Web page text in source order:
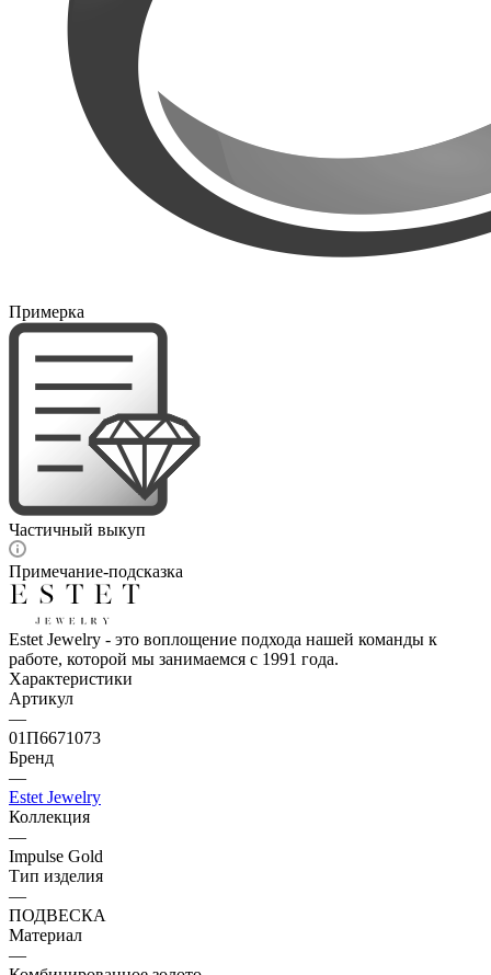
Примерка
Частичный выкуп
Примечание-подсказка
Estet Jewelry - это воплощение подхода нашей команды к
работе, которой мы занимаемся с 1991 года.
Характеристики
Артикул
—
01П6671073
Бренд
—
Estet Jewelry
Коллекция
—
Impulse Gold
Тип изделия
—
ПОДВЕСКА
Материал
—